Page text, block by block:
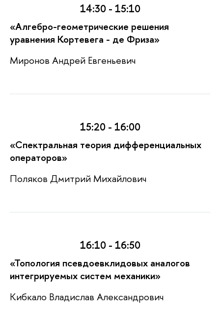
14:30 - 15:10
«Алгебро-геометрические решения
уравнения Кортевега - де Фриза»
Миронов Андрей Евгеньевич
15:20 - 16:00
«Cпектральная теория дифференциальных
операторов»
Поляков Дмитрий Михайлович
16:10 - 16:50
«Топология псевдоевклидовых аналогов
интегрируемых систем механики»
Кибкало Владислав Александрович